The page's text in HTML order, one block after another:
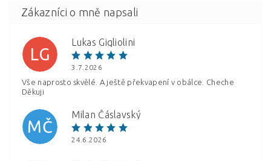
Vložením hodnocení souhlasíte s
LG
Lukas Gigliolini
3.7.2026
Vše naprosto skvělé. A ještě překvapení v obálce. Cheche
Děkuji
MČ
Milan Čáslavský
24.6.2026